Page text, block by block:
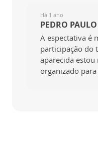
Há 1 ano
PEDRO
A espectativa é
participação do
aparecida
organizado